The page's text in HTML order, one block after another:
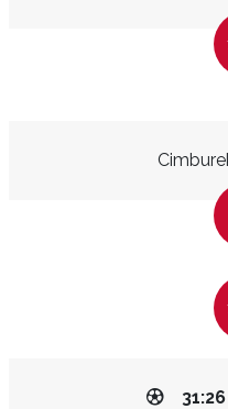
31:26